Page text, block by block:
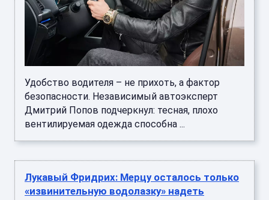
Удобство водителя – не прихоть, а фактор
безопасности. Независимый автоэксперт
Дмитрий Попов подчеркнул: тесная, плохо
вентилируемая одежда способна ...
Лукавый Фридрих: Мерцу осталось только
«извинительную водолазку» надеть